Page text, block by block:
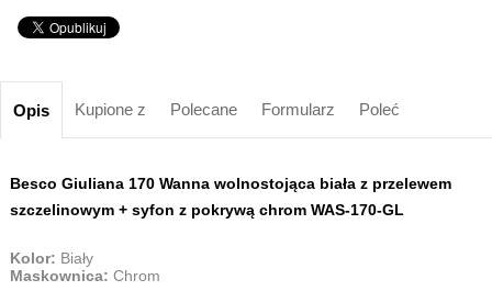
Opis Kupione z Polecane Formularz Poleć
Besco Giuliana 170 Wanna wolnostojąca biała z przelewem
szczelinowym + syfon z pokrywą chrom WAS-170-GL
Kolor: Biały
Maskownica: Chrom